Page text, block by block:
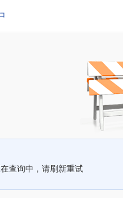
查询中，请刷新重试